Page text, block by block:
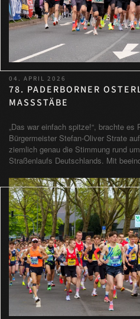
04. APRIL 2026
78. PADERBORNER
MASSSTÄBE
„Das war einfach spitze!“, brachte es
Bürgermeister Stefan-Oliver Strate
ziemlich genau die Stimmung rund
Straßenlaufs Deutschlands. Mit